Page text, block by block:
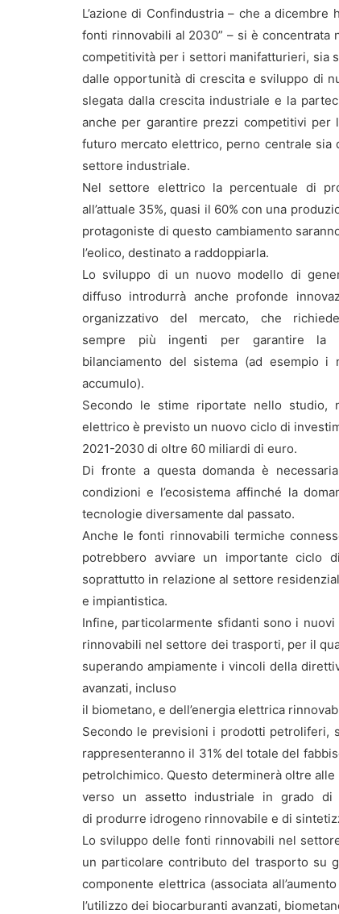
L’azione di Confindustria – che a
fonti rinnovabili al 2030” – si è
competitività per i settori manifatturieri, sia
dalle opportunità di crescita e sviluppo di
slegata dalla crescita industriale e la
anche per garantire prezzi competitivi per
futuro mercato elettrico, perno centrale sia
settore industriale.
Nel settore elettrico la percentuale di
all’attuale 35%, quasi il 60% con una
protagoniste di questo cambiamento
l’eolico, destinato a raddoppiarla.
Lo sviluppo di un nuovo modello di
diffuso introdurrà anche profonde
organizzativo del mercato, che
sempre più ingenti per garantire la
bilanciamento del sistema (ad esempio i
accumulo).
Secondo le stime riportate nello studio,
elettrico è previsto un nuovo ciclo di
2021-2030 di oltre 60 miliardi di euro.
Di fronte a questa domanda è
condizioni e l’ecosistema affinché la
tecnologie diversamente dal passato.
Anche le fonti rinnovabili termiche
potrebbero avviare un importante ciclo
soprattutto in relazione al settore
e impiantistica.
Infine, particolarmente sfidanti sono i
rinnovabili nel settore dei trasporti, per il
superando ampiamente i vincoli della
avanzati, incluso
il biometano, e dell’energia elettrica
Secondo le previsioni i prodotti petroliferi,
rappresenteranno il 31% del totale del
petrolchimico. Questo determinerà oltre
verso un assetto industriale in grado di
di produrre idrogeno rinnovabile e di
Lo sviluppo delle fonti rinnovabili nel
un particolare contributo del trasporto su
componente elettrica (associata
l’utilizzo dei biocarburanti avanzati,